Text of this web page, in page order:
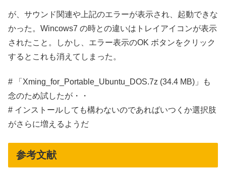
が、サウンド関連や上記のエラーが表示され、起動できな
かった。Wincows7 の時との違いはトレイアイコンが表示
されたこと。しかし、エラー表示のOK ボタンをクリック
するとこれも消えてしまった。
# 「Xming_for_Portable_Ubuntu_DOS.7z (34.4 MB)」も
念のため試したが・・
# インストールしても構わないのであればいつくか選択肢
がさらに増えるようだ
参考文献